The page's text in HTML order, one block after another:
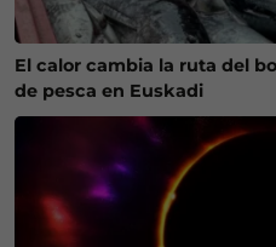
El calor cambia la ruta del
de pesca en Euskadi